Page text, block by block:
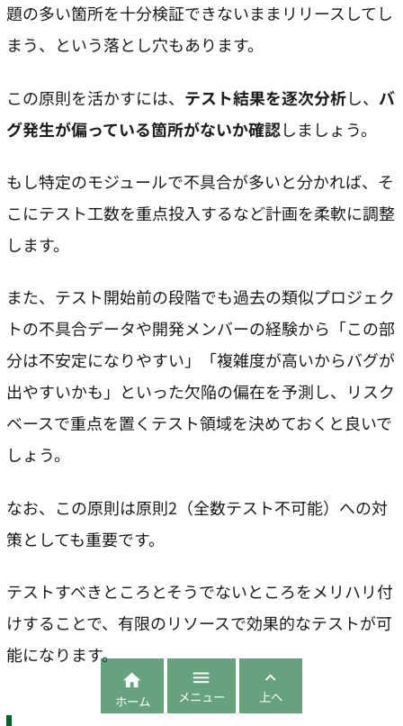
題の多い箇所を十分検証できないままリリースしてし
まう、という落とし穴もあります。
この原則を活かすには、 テスト結果を逐次分析し、 バ
グ発生が偏っている箇所がないか確認しましょう。
もし特定のモジュールで不具合が多いと分かれば、そ
こにテスト工数を重点投入するなど計画を柔軟に調整
します。
また、テスト開始前の段階でも過去の類似プロジェク
トの不具合データや開発メンバーの経験から「この部
分は不安定になりやすい」「複雑度が高いからバグが
出やすいかも」といった欠陥の偏在を予測し、リスク
ベースで重点を置くテスト領域を決めておくと良いで
しょう。
なお、この原則は原則2（全数テスト不可能）への対
策としても重要です。
テストすべきところとそうでないところをメリハリ付
けすることで、有限のリソースで効果的なテストが可
能になります。

ホーム

メニュー

上へ